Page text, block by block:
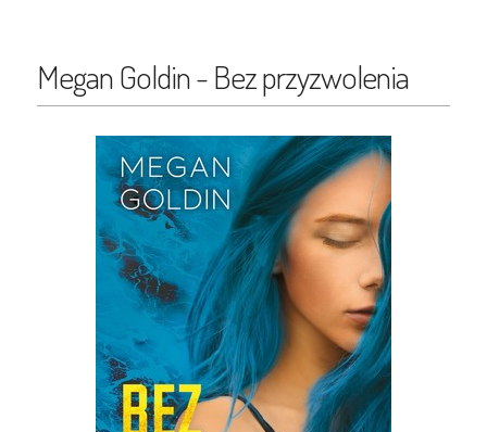
Megan Goldin - Bez przyzwolenia